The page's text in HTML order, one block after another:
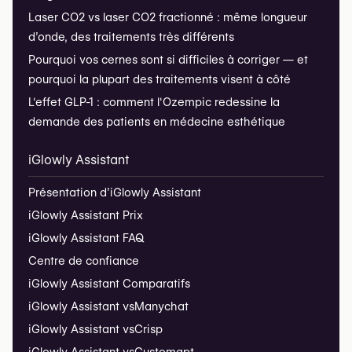
Dans les interventions de remodelage avancé comme
liposuccion haute définition, le lipofilling peut être
utilisé pouraccentuer les lignes musculaires
injectant la graisse le long des contours anatomiques.
Ce procédé permet de :
Dessiner laceinture abdominale(effet "six-pack")
Il est surtout pratiqué chez des hommes ayantpeu de
masse grasse, et nécessite une technique
extrêmement précise pour
naturelle.
À découvrir :Liposuccion haute définition
Utilisation régénérative : cicatrices, brûlures
et tissus endommagés
Laser CO2 vs laser CO2 fractionné : même longueur
d’onde, des traitements très différents
Pourquoi vos cernes sont si difficiles à corriger — et
pourquoi la plupart des traitements visent à côté
L'effet GLP-1 : comment l'Ozempic redessine la
demande des patients en médecine esthétique
iGlowly Assistant
Présentation d’iGlowly Assistant
iGlowly Assistant Prix
iGlowly Assistant FAQ
Centre de confiance
iGlowly Assistant Comparatifs
iGlowly Assistant vsManychat
iGlowly Assistant vsCrisp